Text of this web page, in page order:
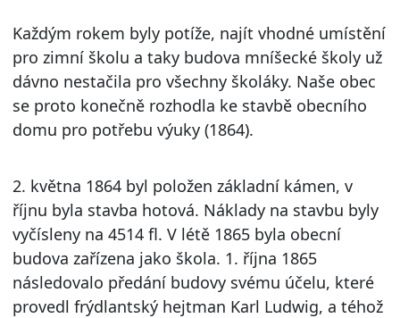
Každým rokem byly potíže, najít vhodné umístění
pro zimní školu a taky budova mníšecké školy už
dávno nestačila pro všechny školáky. Naše obec
se proto konečně rozhodla ke stavbě obecního
domu pro potřebu výuky (1864).
2. května 1864 byl položen základní kámen, v
říjnu byla stavba hotová. Náklady na stavbu byly
vyčísleny na 4514 fl. V létě 1865 byla obecní
budova zařízena jako škola. 1. října 1865
následovalo předání budovy svému účelu, které
provedl frýdlantský hejtman Karl Ludwig, a téhož